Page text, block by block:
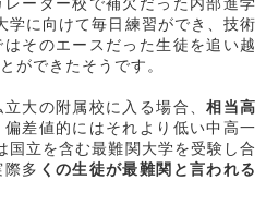
ーター校で補欠だった内部進学
学に向けて毎日練習ができ、技術
そのエースだった生徒を追い越
ができたそうです。
大の附属校に入る場合、相当高
偏差値的にはそれより低い中高一
国立を含む最難関大学を受験し合
多 くの生徒が最難関と言われる